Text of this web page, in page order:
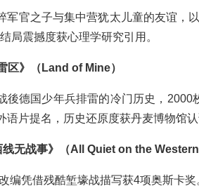
军官之子与集中营犹太儿童的友谊，
局震撼度获心理学研究引用。
区》（Land of Mine）
後德国少年兵排雷的冷门历史，
语片提名，历史还原度获丹麦博物馆认
线无战事》（All Quiet on the Western
编凭借残酷堑壕战描写获4项奥斯卡